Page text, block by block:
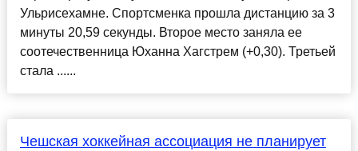
Ульрисехамне. Спортсменка прошла дистанцию за 3
минуты 20,59 секунды. Второе место заняла ее
соотечественница Юханна Хагстрем (+0,30). Третьей
стала ......
Чешская хоккейная ассоциация не планирует